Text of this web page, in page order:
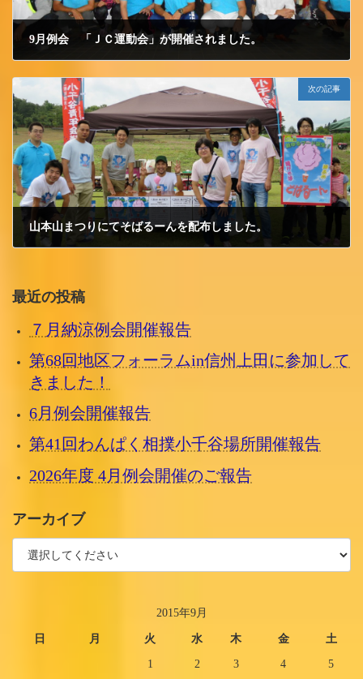
9月例会 「ＪＣ運動会」が開催されました。
次の記事
山本山まつりにてそばるーんを配布しました。
最近の投稿
７月納涼例会開催報告
第68回地区フォーラムin信州上田に参加して
きました！
6月例会開催報告
第41回わんぱく相撲小千谷場所開催報告
2026年度 4月例会開催のご報告
アーカイブ
2015年9月
日 月 火 水 木 金 土
1 2 3 4
5